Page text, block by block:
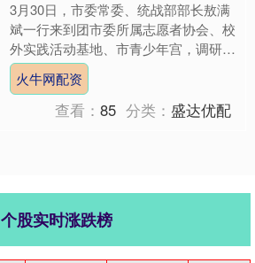
3月30日，市委常委、统战部部长敖满
斌一行来到团市委所属志愿者协会、校
外实践活动基地、市青少年宫，调研铸
牢中华民族共同体意识工作。 调研组
一行先后到乌兰察布志愿....
火牛网配资
查看：85 分类：盛达优配
个股实时涨跌榜